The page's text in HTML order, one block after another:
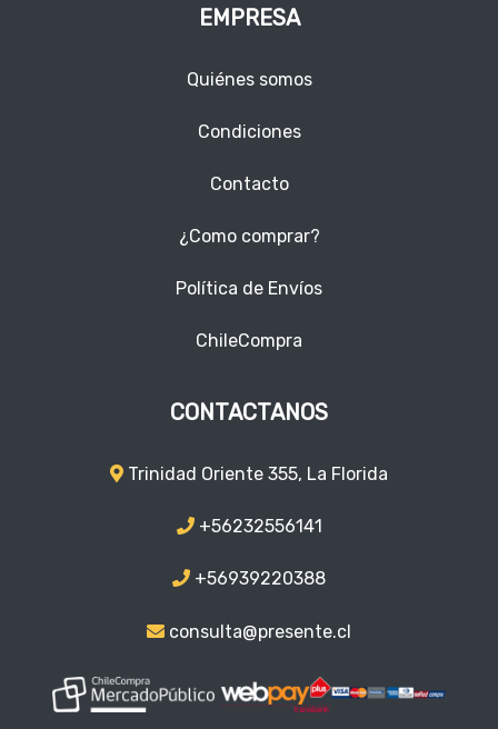
EMPRESA
Quiénes somos
Condiciones
Contacto
¿Como comprar?
Política de Envíos
ChileCompra
CONTACTANOS
Trinidad Oriente 355, La Florida
+56232556141
+56939220388
consulta@presente.cl